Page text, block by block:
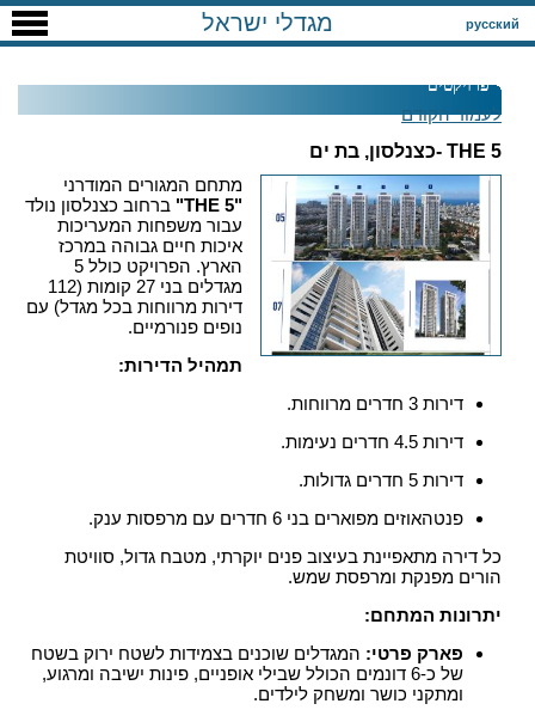
русский מגדלי ישראל
פרויקטים
לעמוד הקודם
THE 5 -כצנלסון, בת ים
מתחם המגורים המודרני
"THE 5"
ברחוב כצנלסון נולד
עבור משפחות המעריכות
איכות חיים גבוהה במרכז
הארץ
. הפרויקט כולל 5
מגדלים בני 27 קומות (112
דירות מרווחות בכל מגדל) עם
נופים פנורמיים.
תמהיל הדירות:
דירות 3 חדרים מרווחות
.
דירות 4.5 חדרים נעימות
.
דירות 5 חדרים גדולות
.
פנטהאוזים מפוארים בני 6 חדרים עם מרפסות ענק
.
כל דירה מתאפיינת בעיצוב פנים יוקרתי, מטבח גדול, סוויטת
הורים מפנקת ומרפסת שמש.
יתרונות המתחם:
פארק פרטי: המגדלים שוכנים בצמידות לשטח ירוק בשטח
של כ-6 דונמים הכולל שבילי אופניים, פינות ישיבה ומרגוע,
ומתקני כושר ומשחק לילדים.